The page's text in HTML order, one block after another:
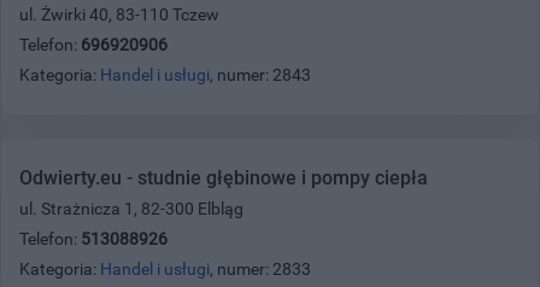
ul. Żwirki 40, 83-110 Tczew
Telefon: 696920906
Kategoria: Handel i usługi, numer: 2843
Odwierty.eu - studnie głębinowe i pompy ciepła
ul. Strażnicza 1, 82-300 Elbląg
Telefon: 513088926
Kategoria: Handel i usługi, numer: 2833